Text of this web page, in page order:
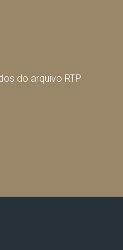
do arquivo RTP